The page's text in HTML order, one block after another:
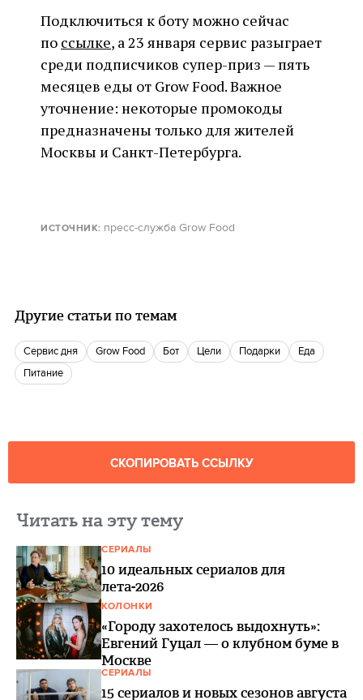
Подключиться к боту можно сейчас
по ссылке, а 23 января сервис разыграет
среди подписчиков супер-приз — пять
месяцев еды от Grow Food. Важное
уточнение: некоторые промокоды
предназначены только для жителей
Москвы и Санкт-Петербурга.
ИСТОЧНИК: пресс-служба Grow Food
Другие статьи по темам
сервис дня Grow Food Бот Цели Подарки
еда
питание
СКОПИРОВАТЬ ССЫЛКУ
Читать на эту тему
СЕРИАЛЫ
10 идеальных сериалов для
лета-2026
КОЛОНКИ
«Городу захотелось выдохнуть»:
Евгений Гуцал — о клубном буме в
Москве
СЕРИАЛЫ
15 сериалов и новых сезонов августа